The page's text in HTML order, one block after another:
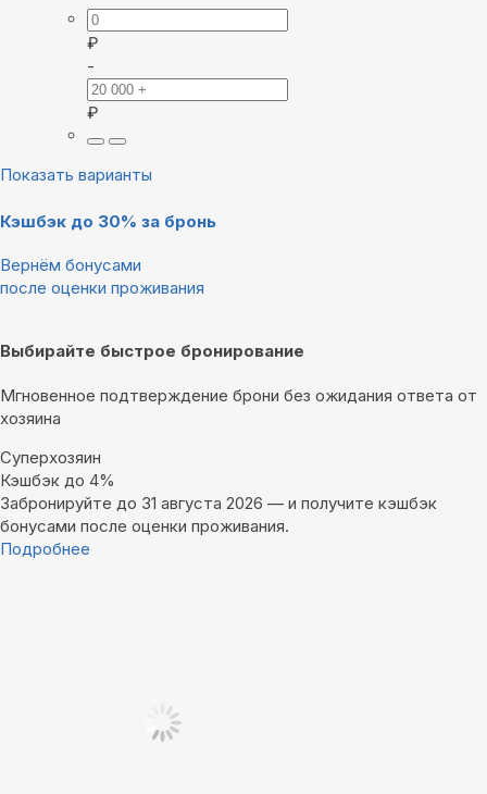
₽
-
₽
Показать варианты
Кэшбэк до 30% за бронь
Вернём бонусами
после оценки проживания
Выбирайте быстрое бронирование
Мгновенное подтверждение брони без ожидания ответа от
хозяина
Суперхозяин
Кэшбэк до 4%
Забронируйте до 31 августа 2026 — и получите кэшбэк
бонусами после оценки проживания.
Подробнее